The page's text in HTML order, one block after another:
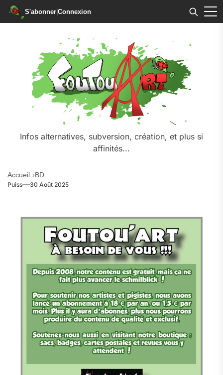
S'abonner|Connexion
Infos alternatives, subversion, création, et plus si
affinités...
Accueil BD
Puiss 30 Août 2025